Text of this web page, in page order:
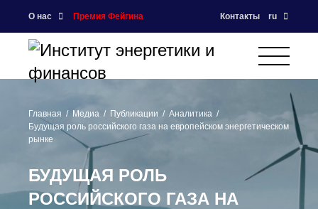
О нас Премия Фейгина Контакты ru
Главная Медиа Публикации
Аналитика
Будущая роль российского газа на европейском энергетическом
рынке
БУДУЩАЯ РОЛЬ
РОССИЙСКОГО ГАЗА НА